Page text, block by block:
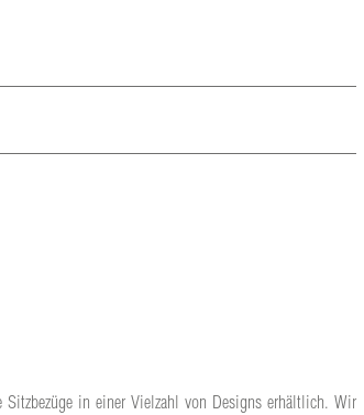
in einer Vielzahl von Designs erhältlich. Wir